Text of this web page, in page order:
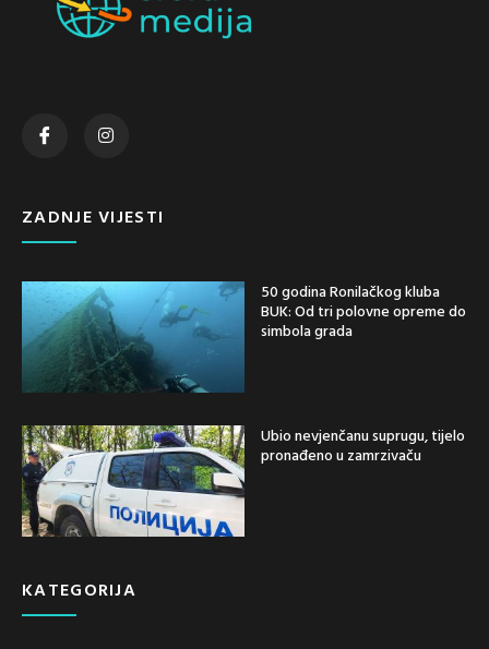
ZADNJE VIJESTI
50 godina Ronilačkog kluba
BUK: Od tri polovne opreme do
simbola grada
Ubio nevjenčanu suprugu, tijelo
pronađeno u zamrzivaču
KATEGORIJA